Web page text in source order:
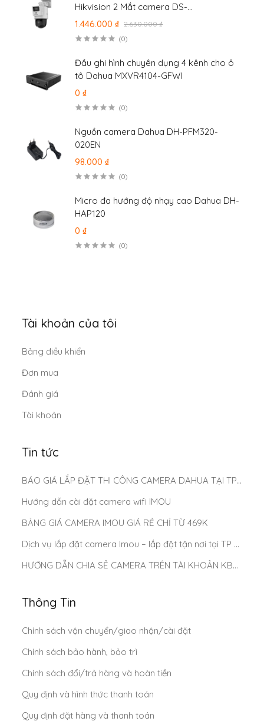
Hikvision 2 Mắt camera DS-
2SE2C200MWG-E/12
1.446.000 ₫ 2.630.000 ₫
(0)
Đầu ghi hình chuyên dụng 4 kênh cho ô
tô Dahua MXVR4104-GFWI
0 ₫
(0)
Nguồn camera Dahua DH-PFM320-
020EN
98.000 ₫
(0)
Micro đa hướng độ nhạy cao Dahua DH-
HAP120
0 ₫
(0)
Tài khoản của tôi
Bảng điều khiển
Đơn mua
Đánh giá
Tài khoản
Tin tức
BÁO GIÁ LẮP ĐẶT THI CÔNG CAMERA DAHUA TẠI TP.HCM MỚI NHẤT 2025
Hướng dẫn cài đặt camera wifi IMOU
BẢNG GIÁ CAMERA IMOU GIÁ RẺ CHỈ TỪ 469K
Dịch vụ lắp đặt camera Imou – lắp đặt tận nơi tại TP Hồ Chí Minh
HƯỚNG DẪN CHIA SẺ CAMERA TRÊN TÀI KHOẢN KBONE
Thông Tin
Chính sách vận chuyển/giao nhận/cài đặt
Chính sách bảo hành, bảo trì
Chính sách đổi/trả hàng và hoàn tiền
Quy định và hình thức thanh toán
Quy định đặt hàng và thanh toán